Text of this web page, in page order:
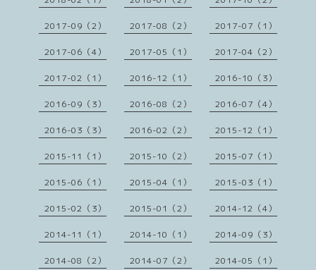
2017-09（2） 2017-08（2） 2017-07（1）
2017-06（4） 2017-05（1） 2017-04（2）
2017-02（1） 2016-12（1） 2016-10（3）
2016-09（3） 2016-08（2） 2016-07（4）
2016-03（3） 2016-02（2） 2015-12（1）
2015-11（1） 2015-10（2） 2015-07（1）
2015-06（1） 2015-04（1） 2015-03（1）
2015-02（3） 2015-01（2） 2014-12（4）
2014-11（1） 2014-10（1） 2014-09（3）
2014-08（2） 2014-07（2） 2014-05（1）